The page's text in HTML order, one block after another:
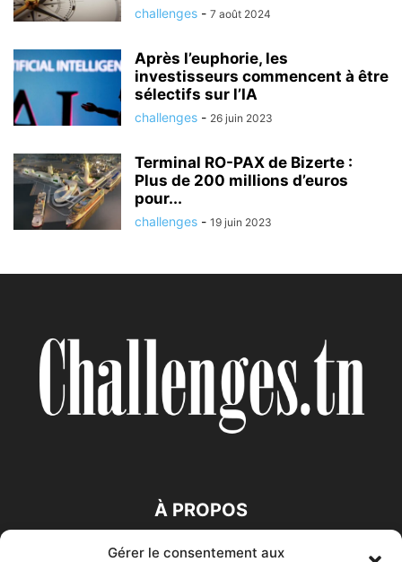
Gérer le consentement aux
challenges - 7 août 2024
Après l’euphorie, les
investisseurs commencent à être
sélectifs sur l’IA
challenges - 26 juin 2023
Terminal RO-PAX de Bizerte :
Plus de 200 millions d’euros
pour...
challenges - 19 juin 2023
À PROPOS